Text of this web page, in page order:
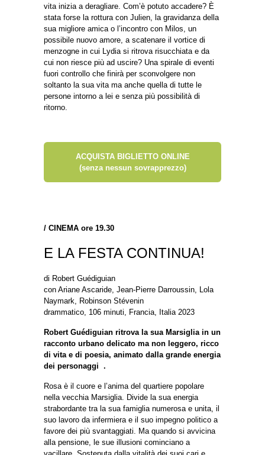
vita inizia a deragliare. Com’è potuto accadere? È
stata forse la rottura con Julien, la gravidanza della
sua migliore amica o l’incontro con Milos, un
possibile nuovo amore, a scatenare il vortice di
menzogne in cui Lydia si ritrova risucchiata e da
cui non riesce più ad uscire? Una spirale di eventi
fuori controllo che finirà per sconvolgere non
soltanto la sua vita ma anche quella di tutte le
persone intorno a lei e senza più possibilità di
ritorno.
ACQUISTA BIGLIETTO ONLINE
(senza nessun sovrapprezzo)
/ CINEMA ore 19.30
E LA FESTA CONTINUA!
di Robert Guédiguian
con Ariane Ascaride, Jean-Pierre Darroussin, Lola
Naymark, Robinson Stévenin
drammatico, 106 minuti, Francia, Italia 2023
Robert Guédiguian ritrova la sua Marsiglia in un
racconto urbano delicato ma non leggero, ricco
di vita e di poesia, animato dalla grande energia
dei personaggi .
Rosa è il cuore e l’anima del quartiere popolare
nella vecchia Marsiglia. Divide la sua energia
strabordante tra la sua famiglia numerosa e unita, il
suo lavoro da infermiera e il suo impegno politico a
favore dei più svantaggiati. Ma quando si avvicina
alla pensione, le sue illusioni cominciano a